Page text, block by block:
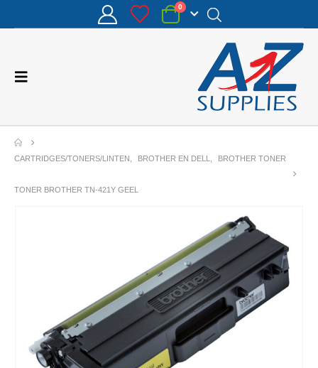
0
CARTRIDGES/TONERS/LINTEN BROTHER EN DELL BROTHER TONER
TONER BROTHER TN-421Y GEEL